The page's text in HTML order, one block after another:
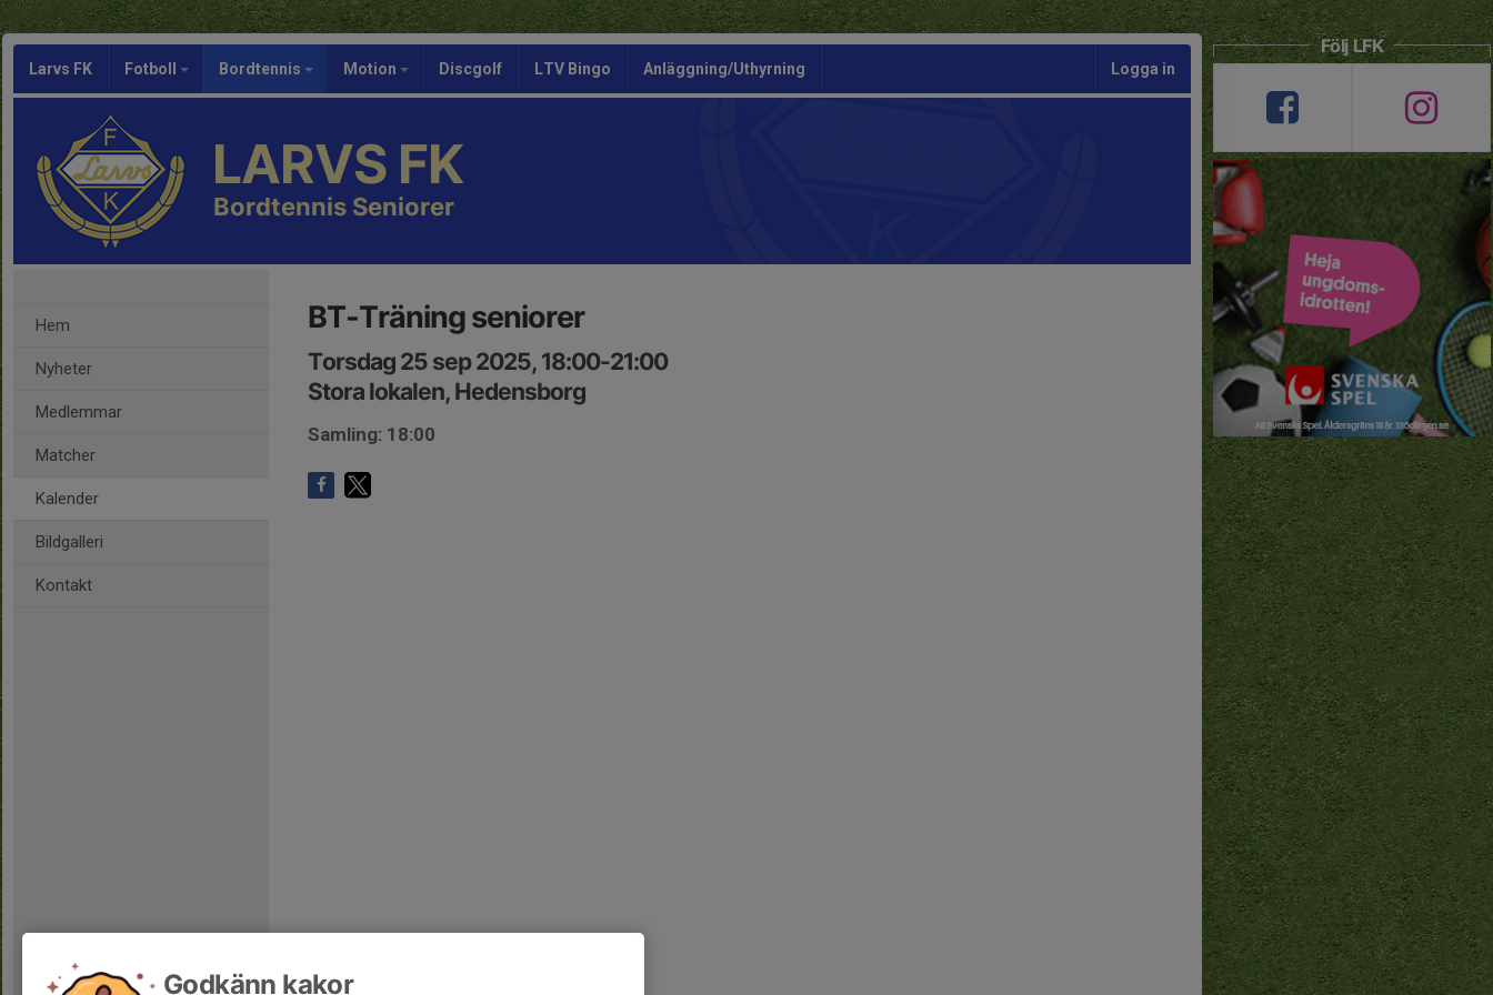
Larvs FK Fotboll Bordtennis Motion Discgolf LTV Bingo Anläggning/Uthyrning Logga in
LARVS FK
Bordtennis Seniorer
Hem
Nyheter
Medlemmar
Matcher
Kalender
Bildgalleri
Kontakt
BT-Träning seniorer
Torsdag 25 sep 2025, 18:00-21:00
Stora lokalen, Hedensborg
Samling: 18:00
Följ LFK
Godkänn kakor